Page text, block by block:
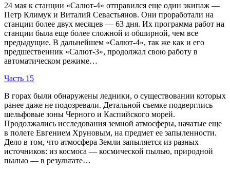
24 мая к станции «Салют-4» отправился еще один экипаж —
Петр Климук и Виталий Севастьянов. Они проработали на
станции более двух месяцев — 63 дня. Их программа работ на
станции была еще более сложной и обширной, чем все
предыдущие. В дальнейшем «Салют-4», так же как и его
предшественник «Салют-3», продолжал свою работу в
автоматическом режиме…
Часть 15
В горах были обнаружены ледники, о существовании которых
ранее даже не подозревали. Детальной съемке подверглись
шельфовые зоны Черного и Каспийского морей.
Продолжались исследования земной атмосферы, начатые еще
в полете Евгением Хруновым, на предмет ее запыленности.
Дело в том, что атмосфера Земли запыляется из разных
источников: из космоса — космической пылью, природной
пылью — в результате…